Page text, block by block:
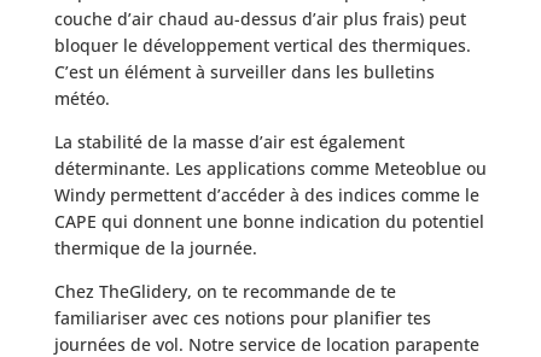
couche d’air chaud au-dessus d’air plus frais) peut
bloquer le développement vertical des thermiques.
C’est un élément à surveiller dans les bulletins
météo.
La stabilité de la masse d’air est également
déterminante. Les applications comme Meteoblue ou
Windy permettent d’accéder à des indices comme le
CAPE qui donnent une bonne indication du potentiel
thermique de la journée.
Chez TheGlidery, on te recommande de te
familiariser avec ces notions pour planifier tes
journées de vol. Notre service de location parapente